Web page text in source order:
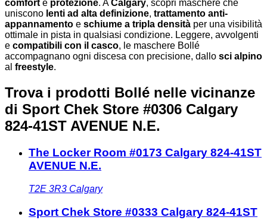
comfort e protezione. ACalgary, scopri maschere che
uniscono lenti ad alta definizione, trattamento anti-
appannamento e schiume a tripla densità per una visibilità
ottimale in pista in qualsiasi condizione. Leggere, avvolgenti
e compatibili con il casco, le maschere Bollé
accompagnano ogni discesa con precisione, dallo sci alpino
al freestyle.
Trova i prodotti Bollé nelle vicinanze
di Sport Chek Store #0306 Calgary
824-41ST AVENUE N.E.
The Locker Room #0173 Calgary 824-41ST
AVENUE N.E.
T2E 3R3 Calgary
Sport Chek Store #0333 Calgary 824-41ST